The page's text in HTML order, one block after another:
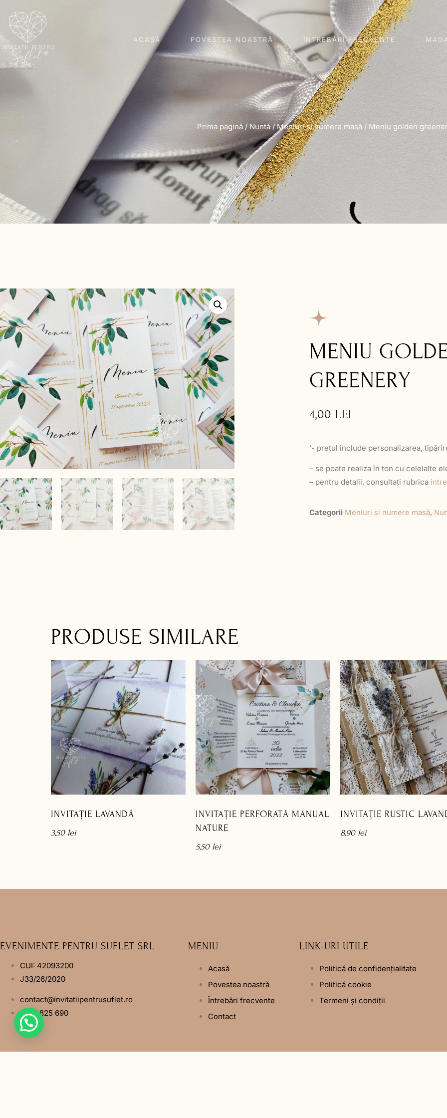
ACASĂ POVESTEA NOASTRĂ ÎNTREBĂRI FRECVENTE
Prima pagină/ Nuntă/Meniuri și numere masă/ Meniu golden
MENIU
GREENERY
4,00 LEI
‘- prețul include personalizarea,
– se poate realiza în ton cu celelalte
– pentru detalii, consultați rubrica
Categorii Meniuri și numere masă,
PRODUSE SIMILARE
INVITAȚIE LAVANDĂ
3,50 lei
INVITAȚIE PERFORATĂ MANUAL
NATURE
5,50 lei
INVITAȚIE RUSTIC
8,90 lei
EVENIMENTE PENTRU SUFLET SRL
CUI: 42093200
J33/26/2020
contact@invitatiipentrusuflet.ro
0748 825 690
Facebook
MENIU
Acasă
Povestea noastră
Întrebări frecvente
Contact
LINK-URI UTILE
Politică de confidențialitate
Politică cookie
Termeni și condiții